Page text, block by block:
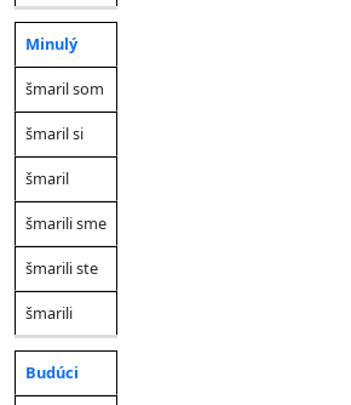
Minulý
šmaril som
šmaril si
šmaril
šmarili sme
šmarili ste
šmarili
Budúci